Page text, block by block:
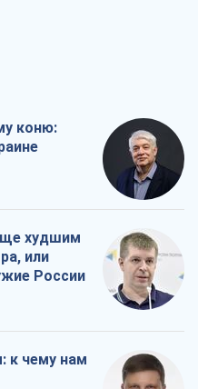
коню:
худшим
или
России
к чему нам